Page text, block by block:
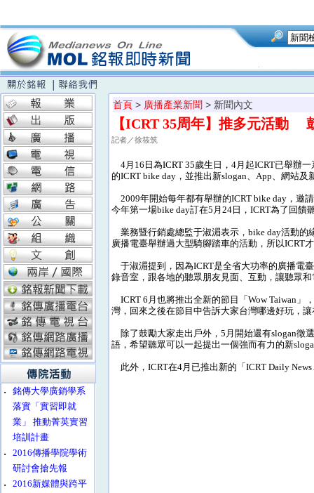
‧
銘傳大學廣銷學系
落實「實習即就
業」 推動菁英實習
培訓計畫
‧
2016傳播學院學術
研討會搶先報
‧
2016新媒體與跨平
首頁 > 廣播產業新聞 > 新聞內文
【ICRT 35周年】推多元活動
記者／徐筱筑
4月16日為ICRT 35歲生日，4月起ICRT已舉辦
的ICRT bike day，並推出新slogan、App、網站及
2009年開始每年都有舉辦的ICRT bike day，邀
今年第一場bike day訂在5月24日，ICRT為了回饋
業務暨行銷處總監于淑湄表示，bike day活動的
廣播電臺舉辦過大型騎腳踏車的活動，所以ICRT
于淑湄提到，因為ICRT是全省大功率的廣播電
錄音室，跟各地的聽眾朋友見面、互動，讓聽眾
ICRT 6月也將推出全新的節目「Wow Taiwan」
灣，回來之後在節目中告訴大家台灣哪邊好玩，
除了鼓勵大家走出戶外，5月開始還有slogan徵
語，希望聽眾可以一起提出一個強而有力的新
此外，ICRT在4月已推出新的「ICRT Daily